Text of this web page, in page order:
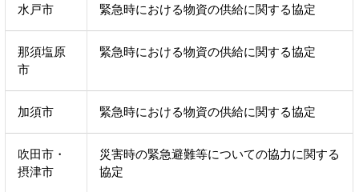
水戸市 緊急時における物資の供給に関する協定
那須塩原
市
緊急時における物資の供給に関する協定
加須市 緊急時における物資の供給に関する協定
吹田市・
摂津市
災害時の緊急避難等についての協力に関する
協定